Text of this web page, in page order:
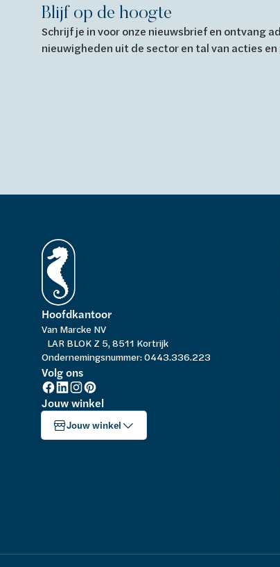
Blijf op de hoogte
Schrijf je in voor onze nieuwsbrief en ontvang
nieuwigheden uit de sector en tal van acties
Hoofdkantoor
Van Marcke NV
LAR BLOK Z 5, 8511 Kortrijk
Ondernemingsnummer: 0443.336.223
Volg ons
Jouw winkel
Jouw winkel